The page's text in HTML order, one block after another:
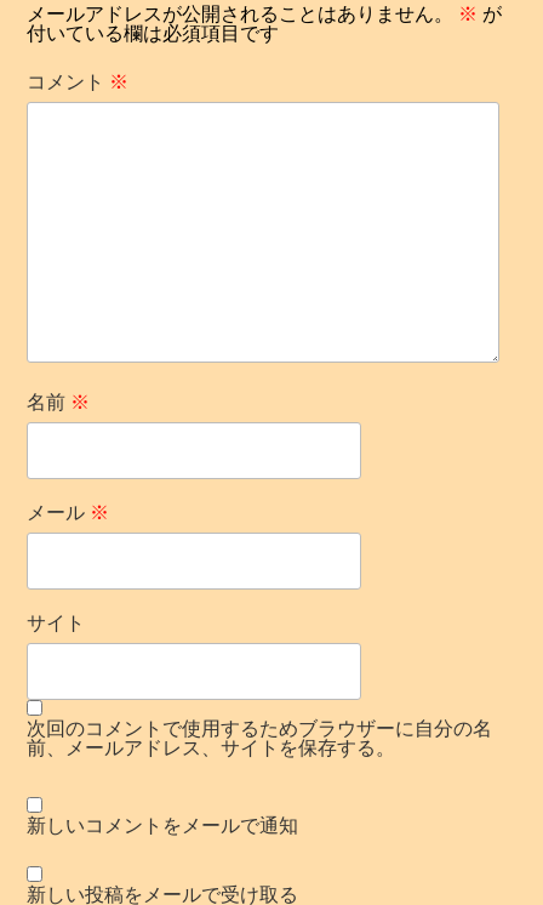
メールアドレスが公開されることはありません。 ※ が
付いている欄は必須項目です
コメント ※
名前 ※
メール ※
サイト
次回のコメントで使用するためブラウザーに自分の名
前、メールアドレス、サイトを保存する。
新しいコメントをメールで通知
新しい投稿をメールで受け取る